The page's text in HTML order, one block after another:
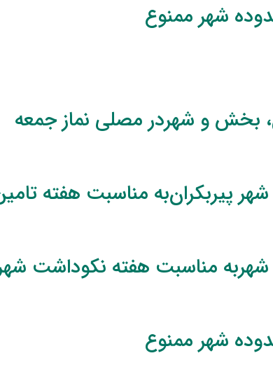
شهر ممنوع
بخش و شهردر مصلی نماز جمعه
پیربکران‌به مناسبت هفته
مناسبت هفته نکوداشت
شهر ممنوع